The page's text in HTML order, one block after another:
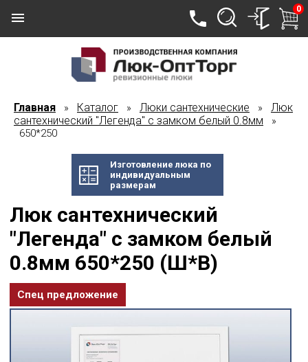
0
Главная » Каталог » Люки сантехнические » Люк
сантехнический "Легенда" с замком белый 0.8мм »
650*250
Изготовление люка по
индивидуальным
размерам
Люк сантехнический
"Легенда" с замком белый
0.8мм 650*250 (Ш*В)
Спец предложение